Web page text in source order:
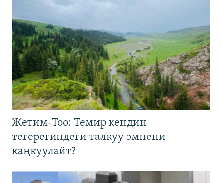
Жетим-Тоо: Темир кендин
тегерегиндеги талкуу эмнени
каңкуулайт?